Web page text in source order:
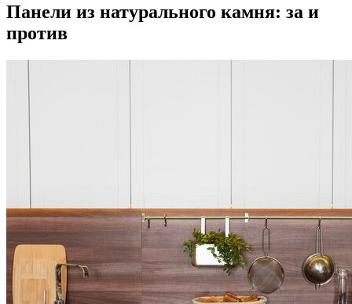
Панели из натурального камня: за и
против